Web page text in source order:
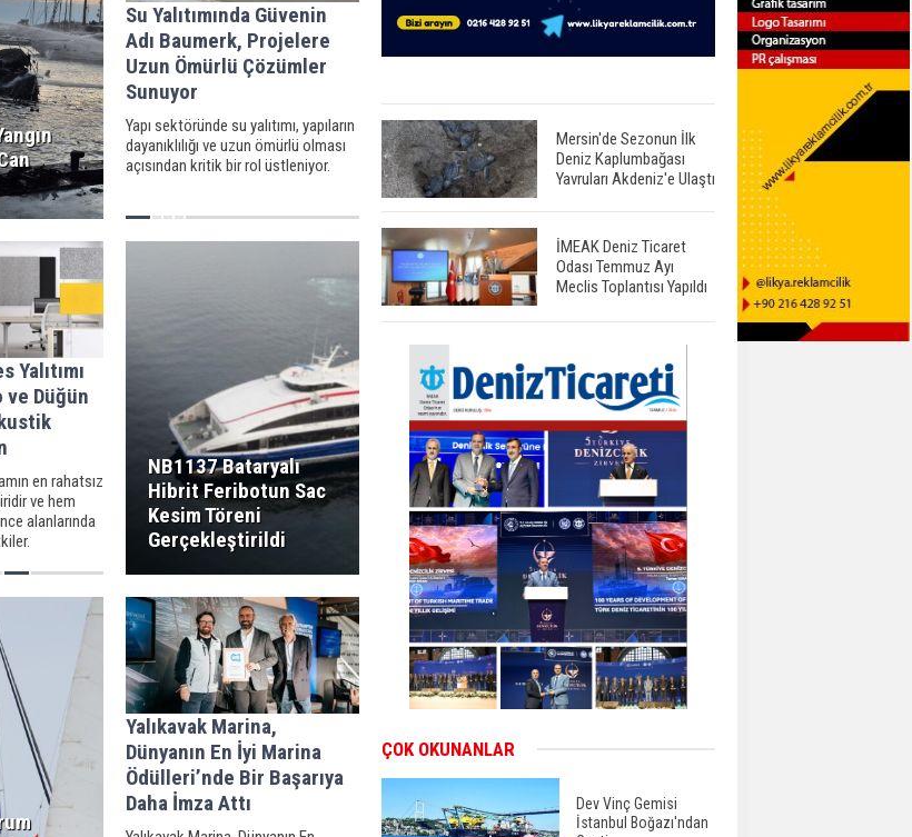
Su Yalıtımında Güvenin
Adı Baumerk, Projelere
Uzun Ömürlü Çözümler
Sunuyor
Yapı sektöründe su yalıtımı, yapıların
dayanıklılığı ve uzun ömürlü olması
açısından kritik bir rol üstleniyor.
Yalıtımı
Düğün
en rahatsız
ve hem
alanlarında
NB1137 Bataryalı
Hibrit Feribotun Sac
Kesim Töreni
Gerçekleştirildi
Yalıkavak Marina,
Dünyanın En İyi Marina
Ödülleri’nde Bir Başarıya
Daha İmza Attı
Mersin'de Sezonun İlk
Deniz Kaplumbağası
Yavruları Akdeniz'e Ulaştı
İMEAK Deniz Ticaret
Odası Temmuz Ayı
Meclis Toplantısı Yapıldı
ÇOK OKUNANLAR
Dev Vinç Gemisi
İstanbul Boğazı'ndan